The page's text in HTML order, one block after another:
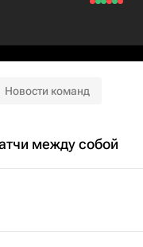
Новости команд
между собой